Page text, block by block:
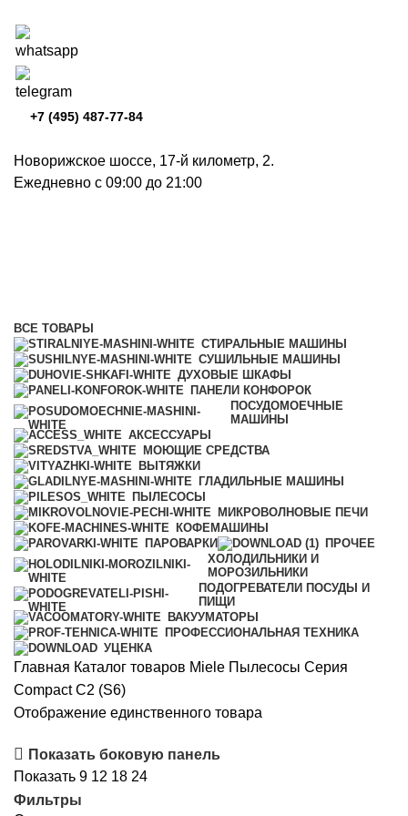
+7 (495) 487-77-84
Новорижское шоссе, 17-й километр, 2.
Ежедневно с 09:00 до 21:00
ВСЕ ТОВАРЫ
СТИРАЛЬНЫЕ МАШИНЫ
СУШИЛЬНЫЕ МАШИНЫ
ДУХОВЫЕ ШКАФЫ
ПАНЕЛИ КОНФОРОК
ПОСУДОМОЕЧНЫЕ
МАШИНЫ
АКСЕССУАРЫ
МОЮЩИЕ СРЕДСТВА
ВЫТЯЖКИ
ГЛАДИЛЬНЫЕ МАШИНЫ
ПЫЛЕСОСЫ
МИКРОВОЛНОВЫЕ ПЕЧИ
КОФЕМАШИНЫ
ПАРОВАРКИ
ПРОЧЕЕ
ХОЛОДИЛЬНИКИ И
МОРОЗИЛЬНИКИ
ПОДОГРЕВАТЕЛИ ПОСУДЫ И
ПИЩИ
ВАКУУМАТОРЫ
ПРОФЕССИОНАЛЬНАЯ ТЕХНИКА
УЦЕНКА
Главная Каталог товаров Miele Пылесосы Серия
Compact C2 (S6)
Отображение единственного товара
Показать боковую панель
Показать 9 12 18 24
Фильтры